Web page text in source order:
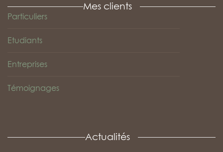
Mes clients
Particuliers
Etudiants
Entreprises
Témoignages
Actualités